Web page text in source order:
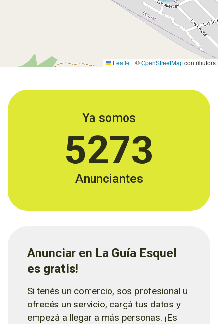
Leaflet | ©OpenStreetMapcontributors
Ya somos
5273
Anunciantes
Anunciar en La Guía Esquel
es gratis!
Si tenés un comercio, sos profesional u
ofrecés un servicio, cargá tus datos y
empezá a llegar a más personas. ¡Es